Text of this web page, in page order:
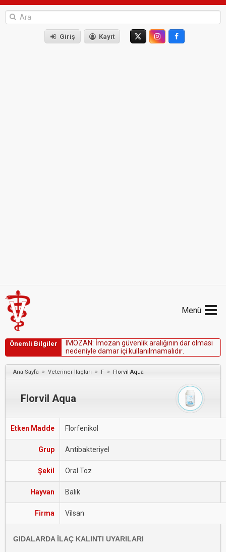
Giriş Kayıt
Menü
Önemli Bilgiler MOZAN: İmozan güven ikara ığının daro ması
nedeniye damariçi ku anı mama ıdır
Ana Sayfa » Veteriner İlaçları » F » Florvil Aqua
Florvil Aqua
Etken Madde Florfenikol
Grup Antibakteriyel
Şekil Oral Toz
Hayvan Balık
Firma Vilsan
GIDALARDA İLAÇ KALINTI UYARILARI